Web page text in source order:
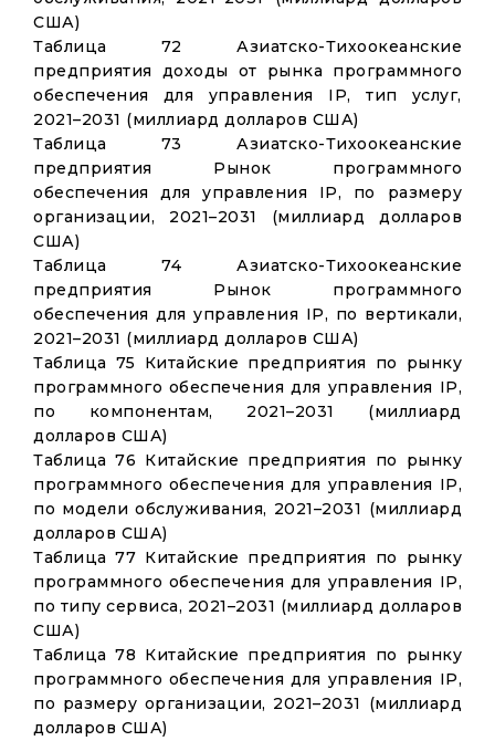
США)
Таблица 72 Азиатско-Тихоокеанские
предприятия доходы от рынка программного
обеспечения для управления IP, тип услуг,
2021–2031 (миллиард долларов США)
Таблица 73 Азиатско-Тихоокеанские
предприятия Рынок программного
обеспечения для управления IP, по размеру
организации, 2021–2031 (миллиард долларов
США)
Таблица 74 Азиатско-Тихоокеанские
предприятия Рынок программного
обеспечения для управления IP, по вертикали,
2021–2031 (миллиард долларов США)
Таблица 75 Китайские предприятия по рынку
программного обеспечения для управления IP,
по компонентам, 2021–2031 (миллиард
долларов США)
Таблица 76 Китайские предприятия по рынку
программного обеспечения для управления IP,
по модели обслуживания, 2021–2031 (миллиард
долларов США)
Таблица 77 Китайские предприятия по рынку
программного обеспечения для управления IP,
по типу сервиса, 2021–2031 (миллиард долларов
США)
Таблица 78 Китайские предприятия по рынку
программного обеспечения для управления IP,
по размеру организации, 2021–2031 (миллиард
долларов США)